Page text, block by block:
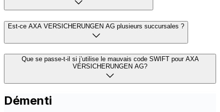
Est-ce AXA VERSICHERUNGEN AG plusieurs succursales ?
Que se passe-t-il si j’utilise le mauvais code SWIFT pour AXA
VERSICHERUNGEN AG?
Démenti